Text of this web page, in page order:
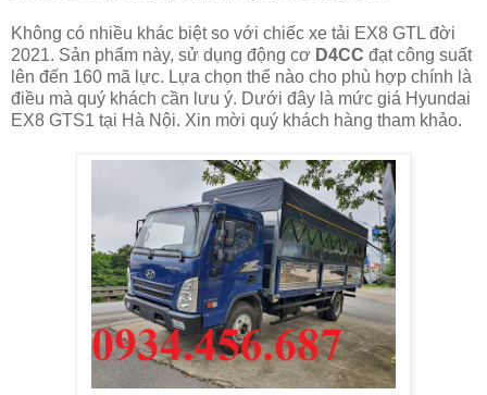
Không có nhiều khác biệt so với chiếc xe tải EX8 GTL đời
2021. Sản phẩm này, sử dụng động cơ D4CC đạt công suất
lên đến 160 mã lực. Lựa chọn thế nào cho phù hợp chính là
điều mà quý khách cần lưu ý. Dưới đây là mức giá Hyundai
EX8 GTS1 tại Hà Nội. Xin mời quý khách hàng tham khảo.